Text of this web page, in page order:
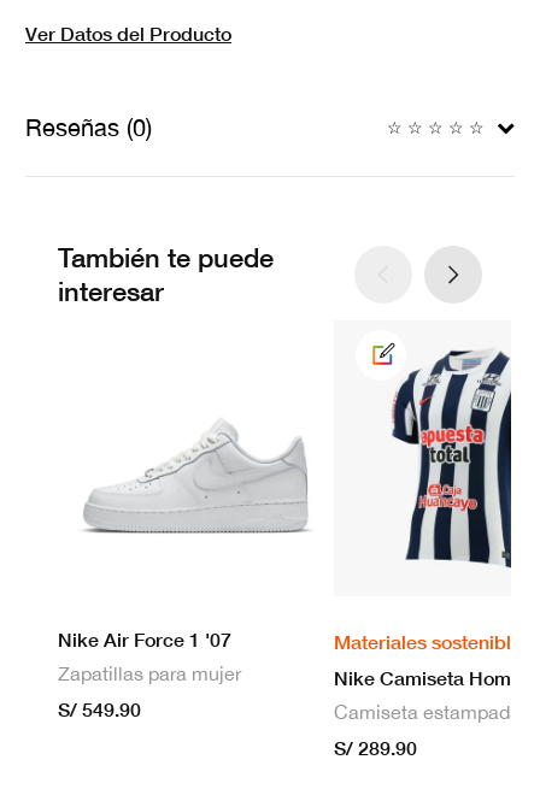
Ver Datos del Producto
Reseñas (0) ☆ ☆ ☆ ☆ ☆
También te puede
interesar
Nike Air Force 1 '07
Zapatillas para mujer
S/ 549.90
Materiales sostenibles
S/ 289.90